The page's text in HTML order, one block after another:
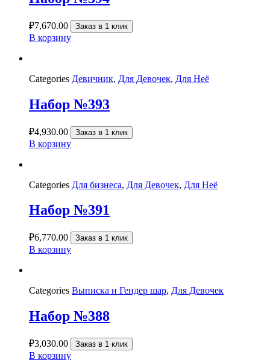
₽7,670.00 Заказ в 1 клик
В корзину
Categories Девичник, Для Девочек, Для Неё
Набор №393
₽4,930.00 Заказ в 1 клик
В корзину
Categories Для бизнеса, Для Девочек, Для Неё
Набор №391
₽6,770.00 Заказ в 1 клик
В корзину
Categories Выписка и Гендер шар, Для Девочек
Набор №388
₽3,030.00 Заказ в 1 клик
В корзину